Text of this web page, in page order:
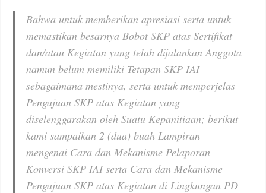
Bahwa untuk memberikan apresiasi serta untuk
memastikan besarnya Bobot SKP atas Sertifikat
dan/atau Kegiatan yang telah dijalankan Anggota
namun belum memiliki Tetapan SKP IAI
sebagaimana mestinya, serta untuk memperjelas
Pengajuan SKP atas Kegiatan yang
diselenggarakan oleh Suatu Kepanitiaan; berikut
kami sampaikan 2 (dua) buah Lampiran
mengenai Cara dan Mekanisme Pelaporan
Konversi SKP IAI serta Cara dan Mekanisme
Pengajuan SKP atas Kegiatan di Lingkungan PD